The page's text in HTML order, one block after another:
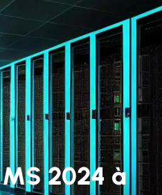
2024 à